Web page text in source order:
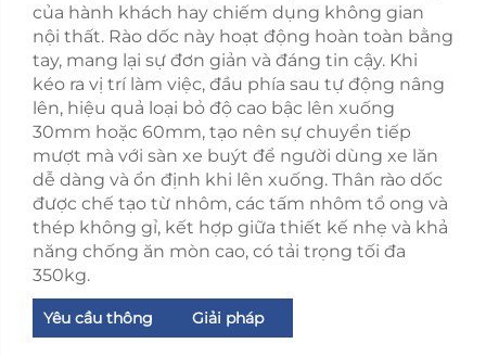
của hành khách hay chiếm dụng không gian
nội thất. Rào dốc này hoạt động hoàn toàn bằng
tay, mang lại sự đơn giản và đáng tin cậy. Khi
kéo ra vị trí làm việc, đầu phía sau tự động nâng
lên, hiệu quả loại bỏ độ cao bậc lên xuống
30mm hoặc 60mm, tạo nên sự chuyển tiếp
mượt mà với sàn xe buýt để người dùng xe lăn
dễ dàng và ổn định khi lên xuống. Thân rào dốc
được chế tạo từ nhôm, các tấm nhôm tổ ong và
thép không gỉ, kết hợp giữa thiết kế nhẹ và khả
năng chống ăn mòn cao, có tải trọng tối đa
350kg.
Yêu cầu thông
Giải pháp